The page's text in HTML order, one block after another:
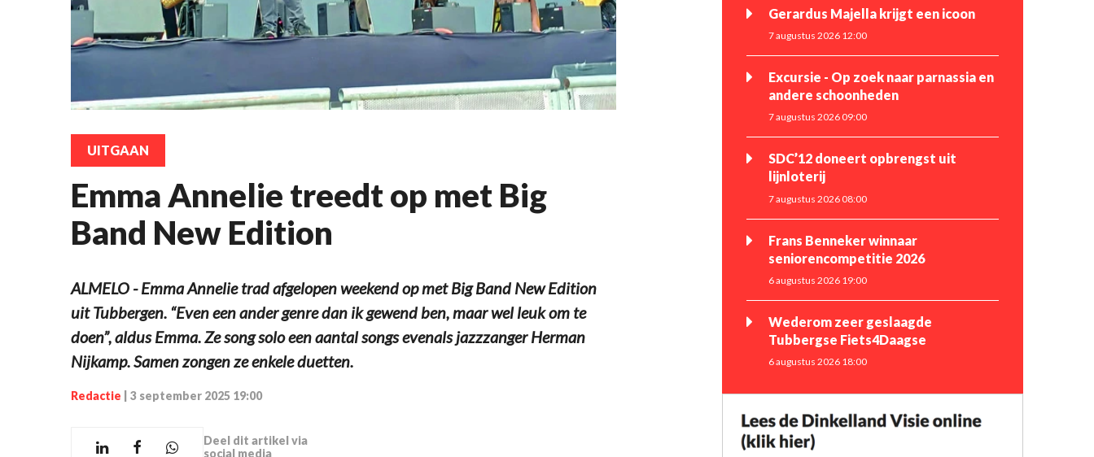
UITGAAN
Emma Annelie treedt op met Big
Band New Edition
ALMELO - Emma Annelie trad afgelopen weekend op met Big Band New Edition
uit Tubbergen. “Even een ander genre dan ik gewend ben, maar wel leuk om te
doen”, aldus Emma. Ze song solo een aantal songs evenals jazzzanger Herman
Nijkamp. Samen zongen ze enkele duetten.
Redactie 3 september 2025 19:00
Deel dit artikel via
social media
Gerardus Majella krijgt een icoon
7 augustus 2026 12:00
Excursie - Op zoek naar parnassia en
andere schoonheden
7 augustus 2026 09:00
SDC’12 doneert opbrengst uit
lijnloterij
7 augustus 2026 08:00
Frans Benneker winnaar
seniorencompetitie 2026
6 augustus 2026 19:00
Wederom zeer geslaagde
Tubbergse Fiets4Daagse
6 augustus 2026 18:00